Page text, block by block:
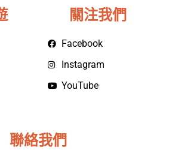
關注我們
Facebook
Instagram
YouTube
聯絡我們